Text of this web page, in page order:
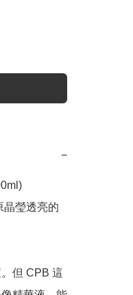
−
晶瑩透亮的
但 CPB 這